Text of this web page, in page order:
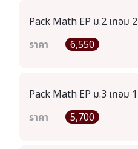
Pack Math EP ม.2 เทอม 2
ราคา
6,550
Pack Math EP ม.3 เทอม 1
ราคา
5,700